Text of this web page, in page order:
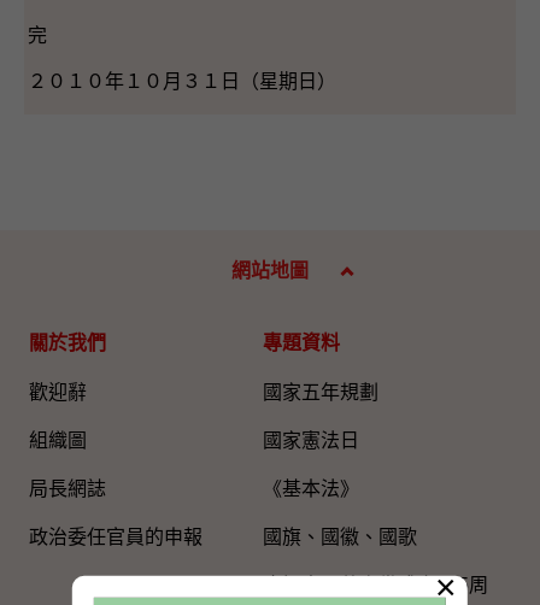
完
２０１０年１０月３１日（星期日）
網站地圖
關於我們
歡迎辭
組織圖​
局長網誌
政治委任官員的申報
專題資料
國家五年規劃
國家憲法日
《基本法》
國旗、國徽、國歌
慶祝中國共產黨成立105周
×